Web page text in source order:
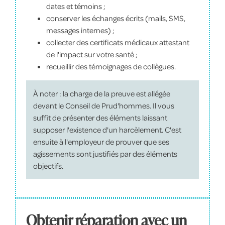
dates et témoins ;
conserver les échanges écrits (mails, SMS,
messages internes) ;
collecter des certificats médicaux attestant
de l'impact sur votre santé ;
recueillir des témoignages de collègues.
À noter : la charge de la preuve est allégée
devant le Conseil de Prud'hommes. Il vous
suffit de présenter des éléments laissant
supposer l'existence d'un harcèlement. C'est
ensuite à l'employeur de prouver que ses
agissements sont justifiés par des éléments
objectifs.
Obtenir réparation avec un